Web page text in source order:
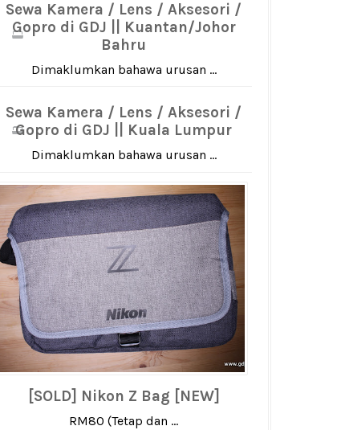
Sewa Kamera / Lens / Aksesori /
Gopro di GDJ || Kuantan/Johor
Bahru
Dimaklumkan bahawa urusan ...
Sewa Kamera / Lens / Aksesori /
Gopro di GDJ || Kuala Lumpur
Dimaklumkan bahawa urusan ...
[SOLD] Nikon Z Bag [NEW]
RM80 (Tetap dan ...